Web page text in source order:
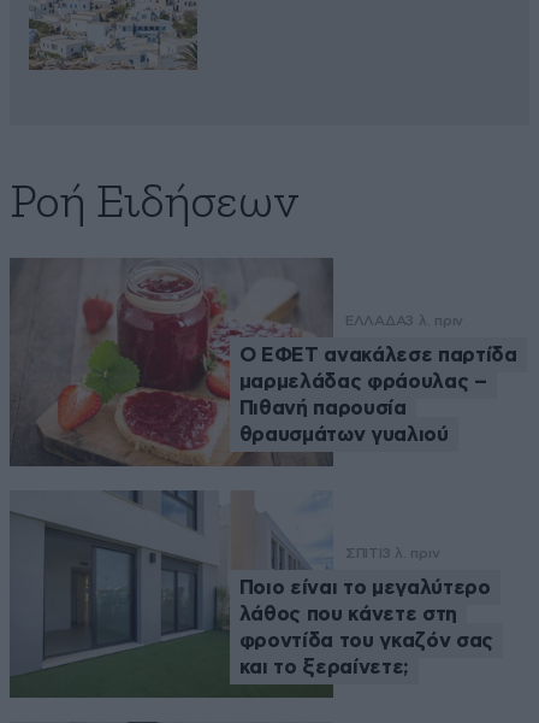
Ροή Ειδήσεων
ΕΛΛΑΔΑ3 λ. πριν
Ο ΕΦΕΤ ανακάλεσε παρτίδα
μαρμελάδας φράουλας –
Πιθανή παρουσία
θραυσμάτων γυαλιού
ΣΠΙΤΙ3 λ. πριν
Ποιο είναι το μεγαλύτερο
λάθος που κάνετε στη
φροντίδα του γκαζόν σας
και το ξεραίνετε;